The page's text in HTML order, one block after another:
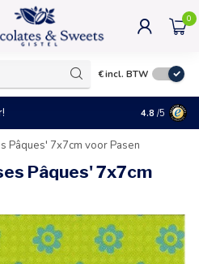
0
€incl. BTW
4.8 /5
Pâques' 7x7cm voor Pasen
Pâques' 7x7cm